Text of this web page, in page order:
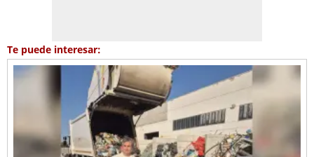
Te puede interesar: